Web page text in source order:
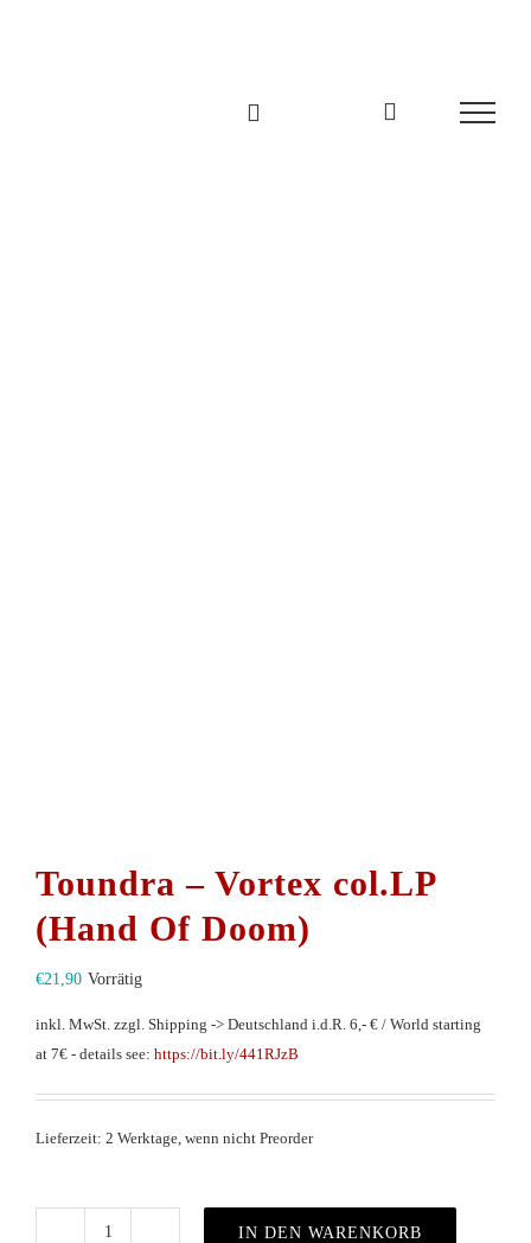
Toundra – Vortex col.LP
(Hand Of Doom)
€21,90 Vorrätig
inkl. MwSt. zzgl. Shipping -> Deutschland i.d.R. 6,- € / World starting
at 7€ - details see: https://bit.ly/441RJzB
Lieferzeit: 2 Werktage, wenn nicht Preorder
IN DEN WARENKORB